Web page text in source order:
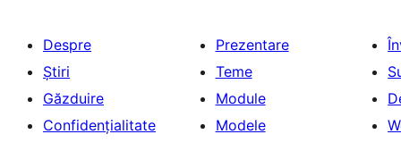
Despre
Știri
Găzduire
Confidențialitate
Prezentare
Teme
Module
Modele